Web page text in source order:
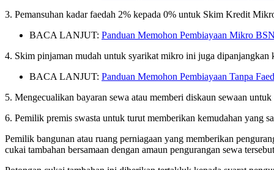
3. Pemansuhan kadar faedah 2% kepada 0% untuk Skim Kredit
BACA LANJUT: Panduan Memohon Pembiayaan Mikro
4. Skim pinjaman mudah untuk syarikat mikro ini juga
BACA LANJUT: Panduan Memohon Pembiayaan Tanpa
5. Mengecualikan bayaran sewa atau memberi diskaun sewaan
6. Pemilik premis swasta untuk turut memberikan kemudahan yang
Pemilik bangunan atau ruang perniagaan yang memberikan
cukai tambahan bersamaan dengan amaun pengurangan sewa